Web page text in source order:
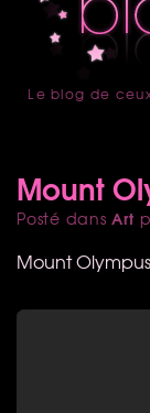
accueil
Le blog de
Mount
Posté dansArt
Mount